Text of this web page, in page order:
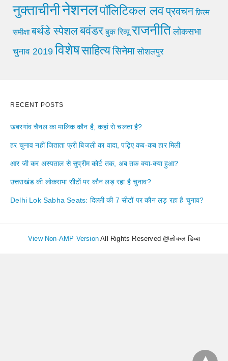
नुक्ताचीनीनेशनलपॉलिटिकल लवप्रवचन फ़िल्म
समीक्षा बर्थडे स्पेशलबवंडर बुक रिव्यू राजनीति लोकसभा
चुनाव 2019 विशेषसाहित्यसिनेमा सोशलपुर
RECENT POSTS
खबरगांव चैनल का मालिक कौन है, कहां से चलता है?
हर चुनाव नहीं जिताता फ्री बिजली का वादा, पढ़िए कब-कब हार मिली
आर जी कर अस्पताल से सुप्रीम कोर्ट तक, अब तक क्या-क्या हुआ?
उत्तराखंड की लोकसभा सीटों पर कौन लड़ रहा है चुनाव?
Delhi Lok Sabha Seats: दिल्ली की 7 सीटों पर कौन लड़ रहा है चुनाव?
View Non-AMP Version All Rights Reserved @लोकल डिब्बा